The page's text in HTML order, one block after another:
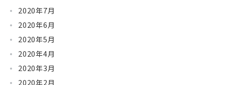
2020年7月
2020年6月
2020年5月
2020年4月
2020年3月
2020年2月